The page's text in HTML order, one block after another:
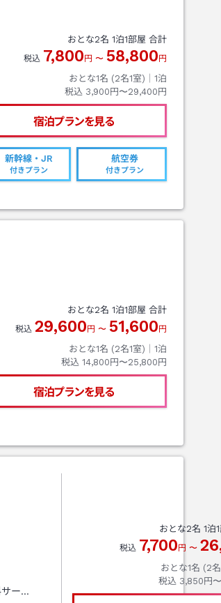
おとな2名 1泊1部屋 合計
税込 7,800 円 〜 58,800 円
おとな1名 (2名1室)｜ 1泊
税込 3,900円〜29,400円
宿泊プランを見る
新幹線・JR
付きプラン
航空券
付きプラン
おとな2名 1泊1部屋 合計
税込 29,600 円 〜 51,600 円
おとな1名 (2名1室)｜ 1泊
税込 14,800円〜25,800円
宿泊プランを見る
サー…
おとな2名 1泊1
税込 7,700 円 〜
おとな1名 (2
税込 3,850円